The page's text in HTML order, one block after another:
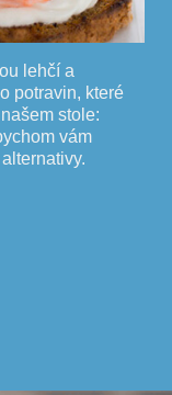
lehčí a
potravin, které
stole:
vám